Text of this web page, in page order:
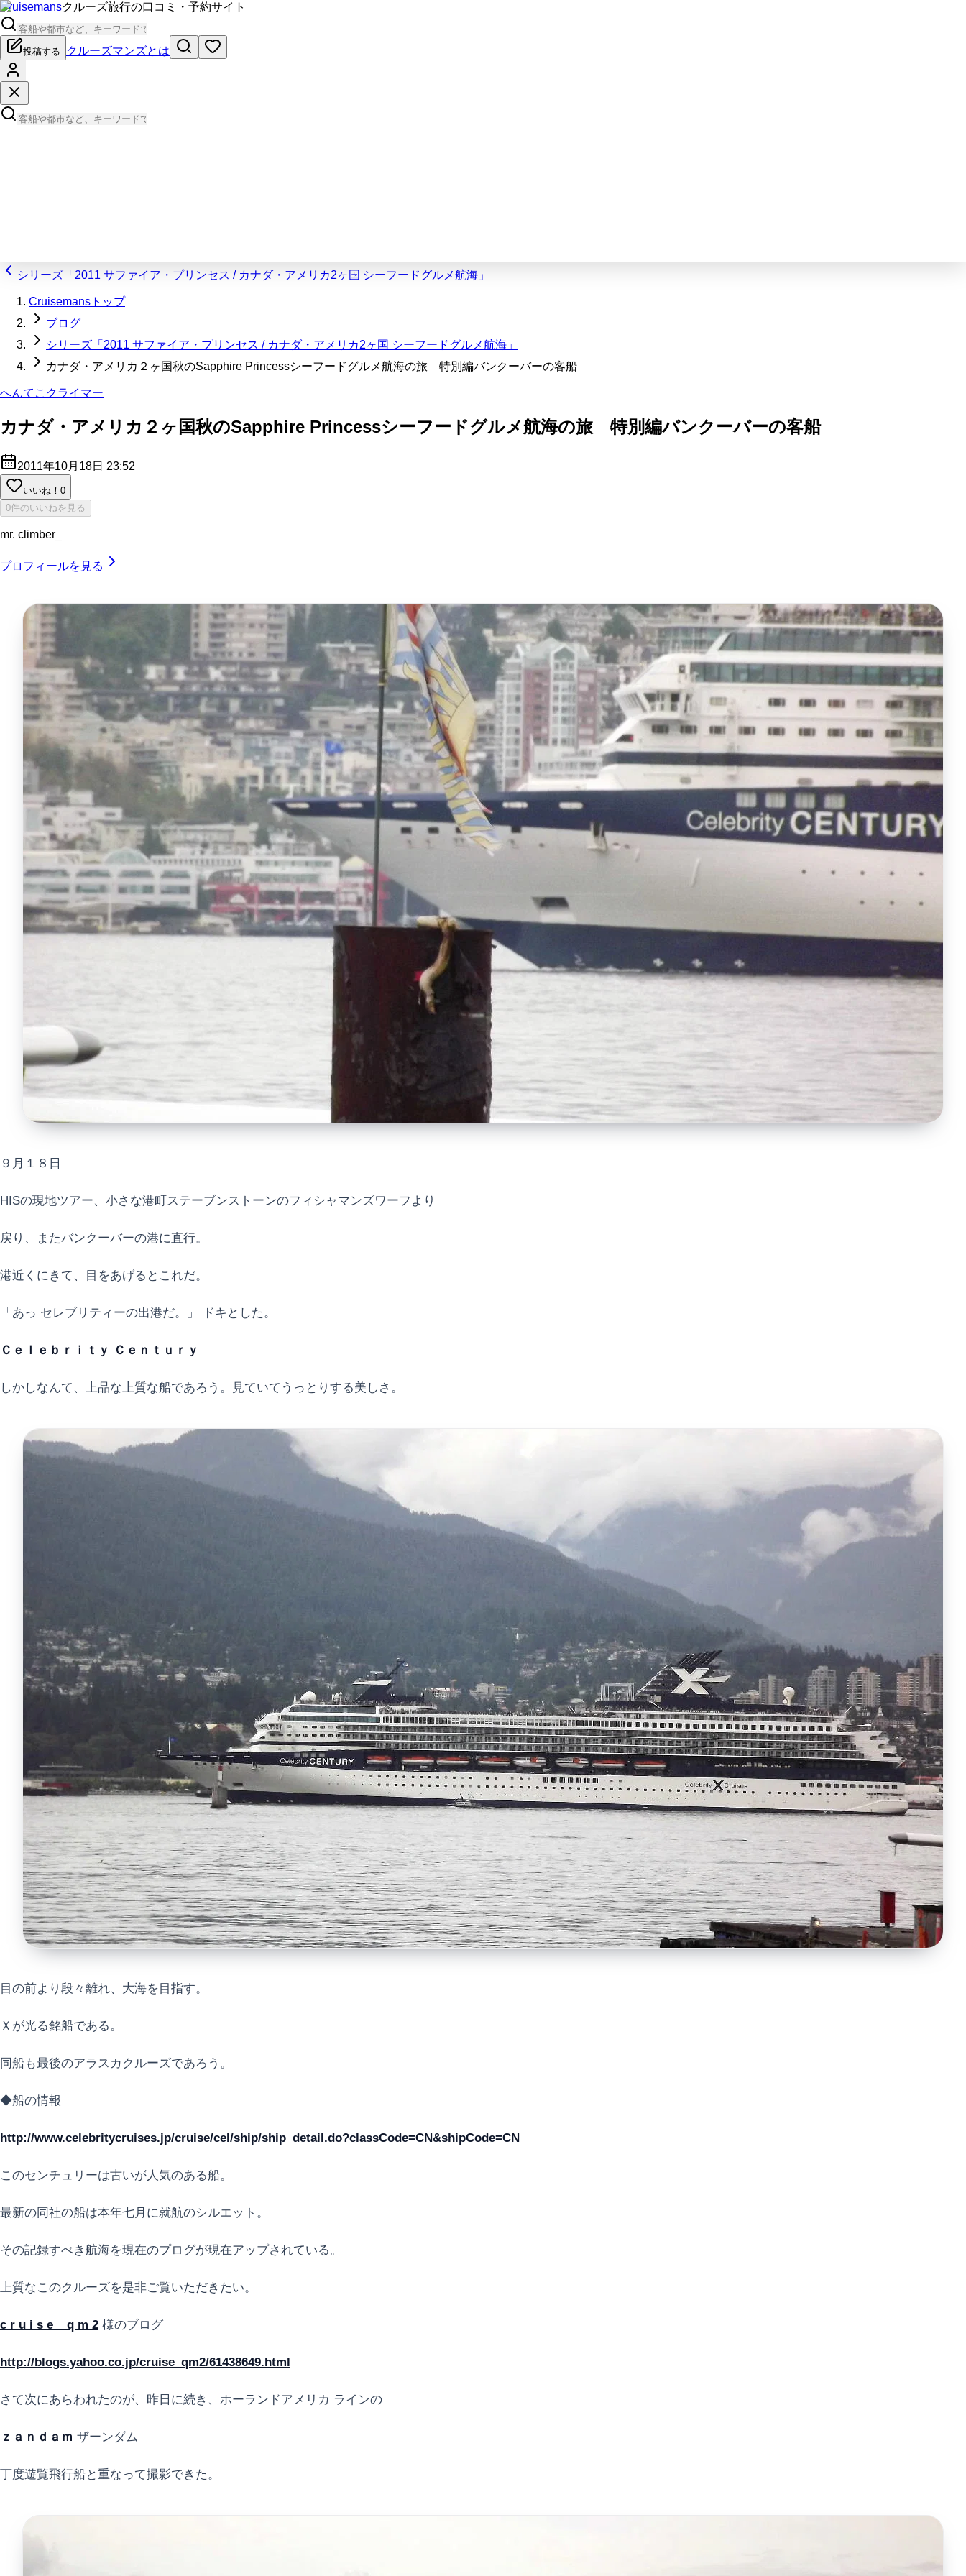
Cruisemansクルーズ旅行の口コミ・予約サイト
投稿する クルーズマンズとは
シリーズ「2011 サファイア・プリンセス / カナダ・アメリカ2ヶ国 シーフードグルメ航海」
Cruisemansトップ
ブログ
シリーズ「2011 サファイア・プリンセス / カナダ・アメリカ2ヶ国 シーフードグルメ航海」
カナダ・アメリカ２ヶ国秋のSapphire Princessシーフードグルメ航海の旅 特別編バンクーバーの客船
へんてこクライマー
カナダ・アメリカ２ヶ国秋のSapphire Princessシーフードグルメ航海の旅 特別編バンクーバーの客船
2011年10月18日 23:52
いいね！ 0
0件のいいねを見る
mr. climber_
プロフィールを見る
９月１８日
HISの現地ツアー、小さな港町ステーブンストーンのフィシャマンズワーフより
戻り、またバンクーバーの港に直行。
港近くにきて、目をあげるとこれだ。
「あっ セレブリティーの出港だ。」 ドキとした。
Ｃｅｌｅｂｒｉｔｙ Ｃｅｎｔｕｒｙ
しかしなんて、上品な上質な船であろう。見ていてうっとりする美しさ。
目の前より段々離れ、大海を目指す。
Ｘが光る銘船である。
同船も最後のアラスカクルーズであろう。
◆船の情報
http://www.celebritycruises.jp/cruise/cel/ship/ship_detail.do?classCode=CN&shipCode=CN
このセンチュリーは古いが人気のある船。
最新の同社の船は本年七月に就航のシルエット。
その記録すべき航海を現在のプログが現在アップされている。
上質なこのクルーズを是非ご覧いただきたい。
c r u i s e _ q m 2 様のブログ
http://blogs.yahoo.co.jp/cruise_qm2/61438649.html
さて次にあらわれたのが、昨日に続き、ホーランドアメリカ ラインの
ｚａｎｄａｍ ザーンダム
丁度遊覧飛行船と重なって撮影できた。